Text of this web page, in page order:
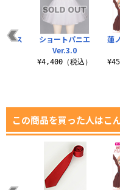
蓮
クス
ショートパニエ
Ver.3.0
¥4,400（税込）
この商品を買った人はこ